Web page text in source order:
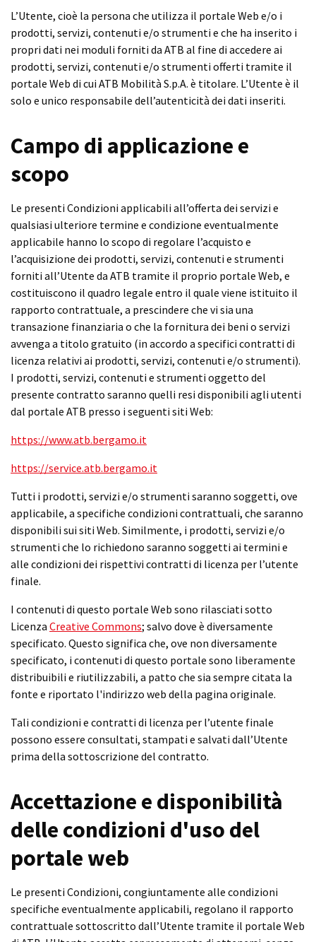
L’Utente, cioè la persona che utilizza il portale Web e/o i
prodotti, servizi, contenuti e/o strumenti e che ha inserito i
propri dati nei moduli forniti da ATB al fine di accedere ai
prodotti, servizi, contenuti e/o strumenti offerti tramite il
portale Web di cui ATB Mobilità S.p.A. è titolare. L’Utente è il
solo e unico responsabile dell’autenticità dei dati inseriti.
Campo di applicazione e
scopo
Le presenti Condizioni applicabili all’offerta dei servizi e
qualsiasi ulteriore termine e condizione eventualmente
applicabile hanno lo scopo di regolare l’acquisto e
l’acquisizione dei prodotti, servizi, contenuti e strumenti
forniti all’Utente da ATB tramite il proprio portale Web, e
costituiscono il quadro legale entro il quale viene istituito il
rapporto contrattuale, a prescindere che vi sia una
transazione finanziaria o che la fornitura dei beni o servizi
avvenga a titolo gratuito (in accordo a specifici contratti di
licenza relativi ai prodotti, servizi, contenuti e/o strumenti).
I prodotti, servizi, contenuti e strumenti oggetto del
presente contratto saranno quelli resi disponibili agli utenti
dal portale ATB presso i seguenti siti Web:
https://www.atb.bergamo.it
https://service.atb.bergamo.it
Tutti i prodotti, servizi e/o strumenti saranno soggetti, ove
applicabile, a specifiche condizioni contrattuali, che saranno
disponibili sui siti Web. Similmente, i prodotti, servizi e/o
strumenti che lo richiedono saranno soggetti ai termini e
alle condizioni dei rispettivi contratti di licenza per l’utente
finale.
I contenuti di questo portale Web sono rilasciati sotto
Licenza Creative Commons; salvo dove è diversamente
specificato. Questo significa che, ove non diversamente
specificato, i contenuti di questo portale sono liberamente
distribuibili e riutilizzabili, a patto che sia sempre citata la
fonte e riportato l'indirizzo web della pagina originale.
Tali condizioni e contratti di licenza per l’utente finale
possono essere consultati, stampati e salvati dall’Utente
prima della sottoscrizione del contratto.
Accettazione e disponibilità
delle condizioni d'uso del
portale web
Le presenti Condizioni, congiuntamente alle condizioni
specifiche eventualmente applicabili, regolano il rapporto
contrattuale sottoscritto dall’Utente tramite il portale Web